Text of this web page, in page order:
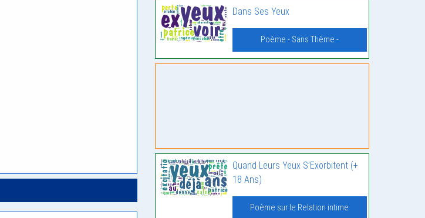
Dans Ses Yeux
Poème - Sans Thème -
Quand Leurs Yeux S’Exorbitent (+
18 Ans)
Poème sur le Relation intime